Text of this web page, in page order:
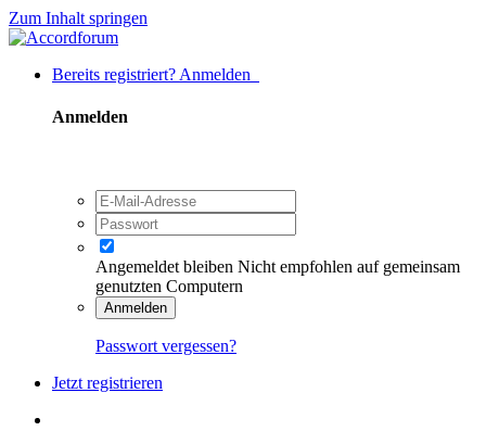
Zum Inhalt springen
Bereits registriert? Anmelden
Anmelden
Angemeldet bleiben Nicht empfohlen auf gemeinsam
genutzten Computern
Anmelden
Passwort vergessen?
Jetzt registrieren